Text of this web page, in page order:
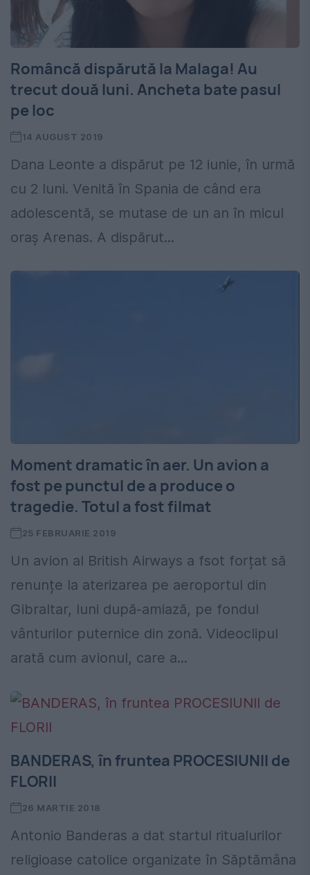
Româncă dispărută la Malaga! Au
trecut două luni. Ancheta bate pasul
pe loc
14 AUGUST 2019
Dana Leonte a dispărut pe 12 iunie, în urmă
cu 2 luni. Venită în Spania de când era
adolescentă, se mutase de un an în micul
oraș Arenas. A dispărut...
Moment dramatic în aer. Un avion a
fost pe punctul de a produce o
tragedie. Totul a fost filmat
25 FEBRUARIE 2019
Un avion al British Airways a fsot forțat să
renunțe la aterizarea pe aeroportul din
Gibraltar, luni după-amiază, pe fondul
vânturilor puternice din zonă. Videoclipul
arată cum avionul, care a...
BANDERAS, în fruntea PROCESIUNII de
FLORII
26 MARTIE 2018
Antonio Banderas a dat startul ritualurilor
religioase catolice organizate în Săptămâna